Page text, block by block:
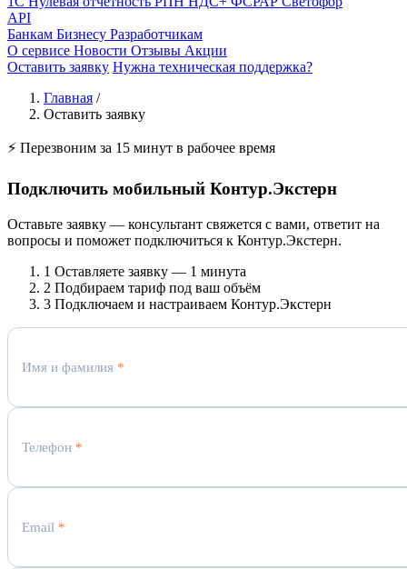
API
Банкам Бизнесу Разработчикам
О сервисе Новости Отзывы Акции
Оставить заявку Нужна техническая поддержка?
Главная /
Оставить заявку
⚡ Перезвоним за 15 минут в рабочее время
Подключить мобильный Контур.Экстерн
Оставьте заявку — консультант свяжется с вами, ответит на
вопросы и поможет подключиться к Контур.Экстерн.
1 Оставляете заявку — 1 минута
2 Подбираем тариф под ваш объём
3 Подключаем и настраиваем Контур.Экстерн
Имя и фамилия *
Телефон *
Email *